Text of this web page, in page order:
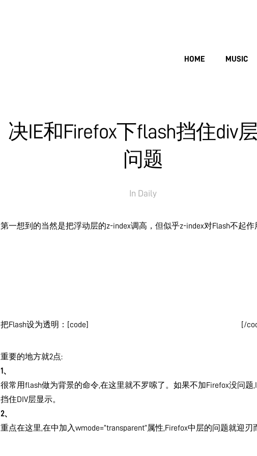
HOME MUSIC
决IE和Firefox下flash挡住div
问题
In Daily
第一想到的当然是把浮动层的z-index调高，但似乎z-index对Flash不起作
把Flash设为透明： [code] [/
重要的地方就2点:
1、
很常用flash做为背景的命令,在这里就不罗嗦了。如果不加Firefox没问题
挡住DIV层显示。
2、
重点在这里,在中加入wmode=”transparent”属性,Firefox中层的问题就迎刃